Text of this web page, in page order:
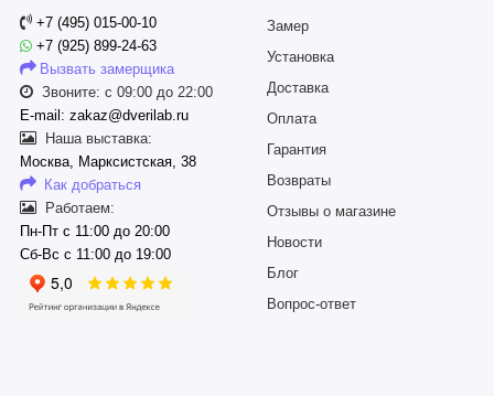
+7 (495) 015-00-10
+7 (925) 899-24-63
Вызвать замерщика
Звоните: с 09:00 до 22:00
E-mail: zakaz@dverilab.ru
Наша выставка:
Москва, Марксистская, 38
Как добраться
Работаем:
Пн-Пт с 11:00 до 20:00
Сб-Вс с 11:00 до 19:00
Замер
Установка
Доставка
Оплата
Гарантия
Возвраты
Отзывы о магазине
Новости
Блог
Вопрос-ответ